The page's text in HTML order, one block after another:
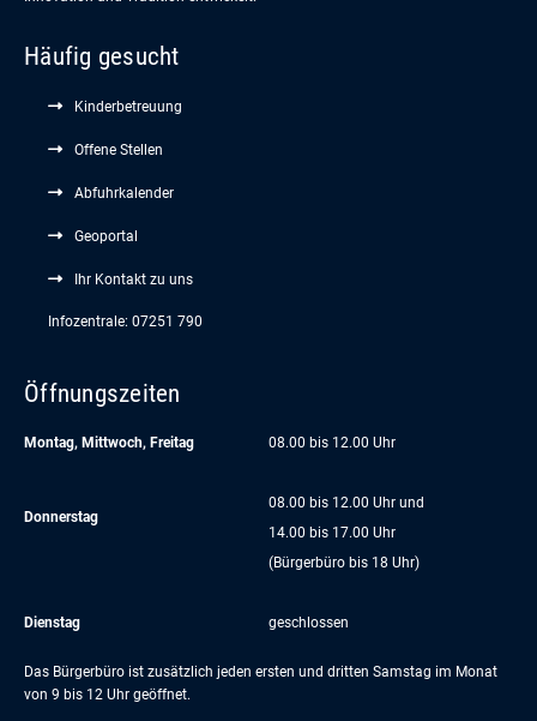
Häufig gesucht
Kinderbetreuung
Offene Stellen
Abfuhrkalender
Geoportal
Ihr Kontakt zu uns
Infozentrale: 07251 790
Öffnungszeiten
Montag, Mittwoch, Freitag 08.00 bis 12.00 Uhr
Donnerstag
08.00 bis 12.00 Uhr und
14.00 bis 17.00 Uhr
(Bürgerbüro bis 18 Uhr)
Dienstag geschlossen
Das Bürgerbüro ist zusätzlich jeden ersten und dritten Samstag im Monat
von 9 bis 12 Uhr geöffnet.